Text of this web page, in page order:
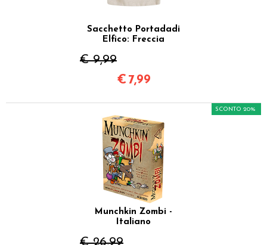
Sacchetto Portadadi
Elfico: Freccia
€ 9,99
€ 7,99
Munchkin Zombi -
Italiano
€ 26,99
SCONTO 20%